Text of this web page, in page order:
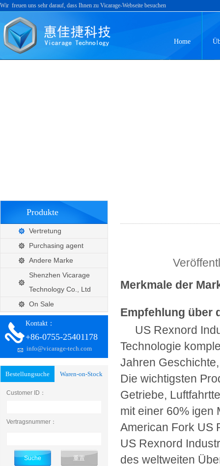
Wir freuen uns sehr darauf, dass Ihnen zu Vicarage-Webseite besuchen
Home
Produkte
Vertretung
Purchasing agent
Andere Marke
Shenzhen Vicarage
Technology Co., Ltd
On Sale
Kontakt：
+86-0755-25401178
info@vicarage-tech.com
Bestellungsuche Waren-on-Stock
Customer ID：
Vertragsnummer：
Merkmale der
Empfehlung über
US Rexnord
Technologie
Jahren
Die wichtigsten
Getriebe,
mit einer 60% igen
American Fork US
US Rexnord
des weltweiten